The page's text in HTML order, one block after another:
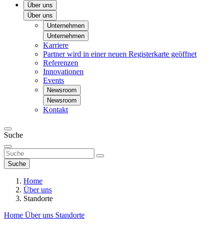
Über uns
Über uns
Unternehmen
Unternehmen
Karriere
Partnerwird in einer neuen Registerkarte geöffnet
Referenzen
Innovationen
Events
Newsroom
Newsroom
Kontakt
Suche
Suche
Home
Über uns
Standorte
Home Über uns Standorte